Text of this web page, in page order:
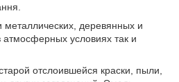
металлических, деревянных и
атмосферных условиях так и
отслоившейся краски, пыли,